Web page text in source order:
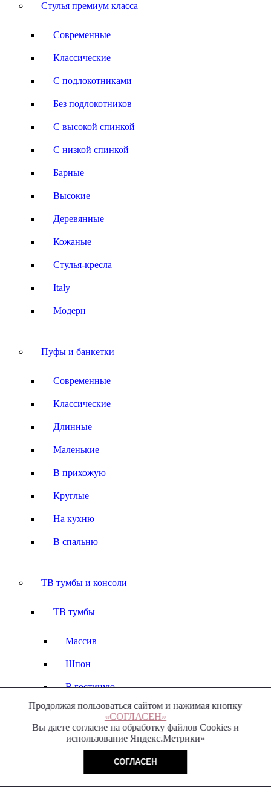
Продолжая пользоваться сайтом и нажимая кнопку
«СОГЛАСЕН»
Вы даете согласие на обработку файлов Cookies и
использование Яндекс.Метрики»
СОГЛАСЕН
Стулья премиум класса
Современные
Классические
С подлокотниками
Без подлокотников
С высокой спинкой
С низкой спинкой
Барные
Высокие
Деревянные
Кожаные
Стулья-кресла
Italy
Модерн
Пуфы и банкетки
Современные
Классические
Длинные
Маленькие
В прихожую
Круглые
На кухню
В спальню
ТВ тумбы и консоли
ТВ тумбы
Массив
Шпон
В гостиную
Консоли